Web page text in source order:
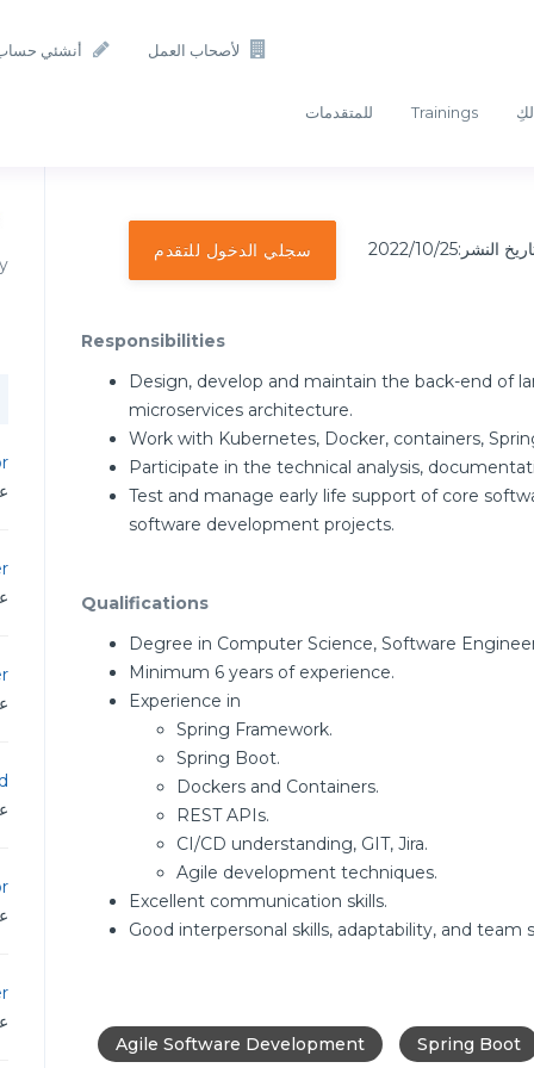
لأصحاب العمل أنشئي
لكِ Trainings للمتقدمات
النشر:2022/10/25 سجلي الدخول للتقدم
Responsibilities
Design, develop and maintain the back-end of
microservices architecture.
Work with Kubernetes, Docker, containers,
Participate in the technical analysis,
Test and manage early life support of core
software development projects.
Qualifications
Degree in Computer Science, Software
Minimum 6 years of experience.
Experience in
Spring Framework.
Spring Boot.
Dockers and Containers.
REST APIs.
CI/CD understanding, GIT, Jira.
Agile development techniques.
Excellent communication skills.
Good interpersonal skills, adaptability, and team
Spring Boot
Agile Software Development